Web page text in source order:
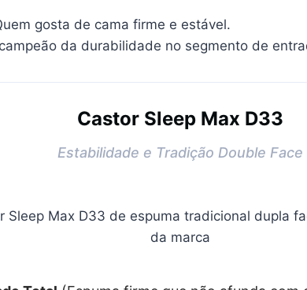
gosta de cama firme e estável.
da durabilidade no segmento de
Castor Sleep Max D33
Estabilidade e Tradição Double Face